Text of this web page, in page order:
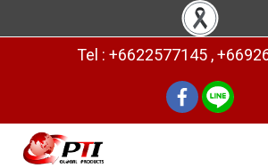
Tel : +6622577145 ,